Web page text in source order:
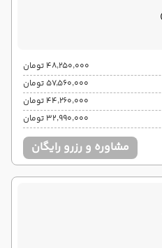
۴۸٬۲۵۰٬۰۰۰ تومان
۵۷٬۵۶۰٬۰۰۰ تومان
۴۴٬۲۶۰٬۰۰۰ تومان
۳۲٬۹۹۰٬۰۰۰ تومان
مشاوره و رزرو رایگان